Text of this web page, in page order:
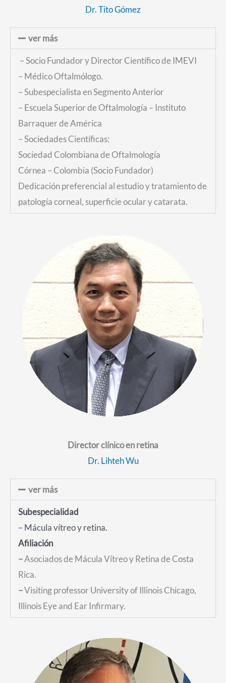
Dr. Tito Gómez
ver más
– Socio Fundador y Director Científico de IMEVI
– Médico Oftalmólogo.
– Subespecialista en Segmento Anterior
– Escuela Superior de Oftalmología – Instituto
Barraquer de América
– Sociedades Científicas:
Sociedad Colombiana de Oftalmología
Córnea – Colombia (Socio Fundador)
Dedicación preferencial al estudio y tratamiento de
patología corneal, superficie ocular y catarata.
Director clínico en retina
Dr. Lihteh Wu
ver más
Subespecialidad
– Mácula vítreo y retina.
Afiliación
–Asociados de Mácula Vítreo y Retina de Costa
Rica.
–Visiting professor University of Illinois Chicago,
Illinois Eye and Ear Infirmary.